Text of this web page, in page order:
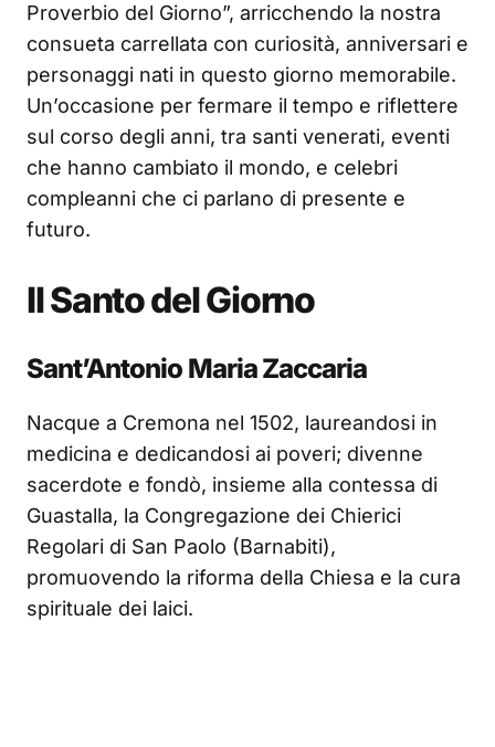
Proverbio del Giorno”, arricchendo la nostra
consueta carrellata con curiosità, anniversari e
personaggi nati in questo giorno memorabile.
Un’occasione per fermare il tempo e riflettere
sul corso degli anni, tra santi venerati, eventi
che hanno cambiato il mondo, e celebri
compleanni che ci parlano di presente e
futuro.
Il Santo del Giorno
Sant’Antonio Maria Zaccaria
Nacque a Cremona nel 1502, laureandosi in
medicina e dedicandosi ai poveri; divenne
sacerdote e fondò, insieme alla contessa di
Guastalla, la Congregazione dei Chierici
Regolari di San Paolo (Barnabiti),
promuovendo la riforma della Chiesa e la cura
spirituale dei laici.